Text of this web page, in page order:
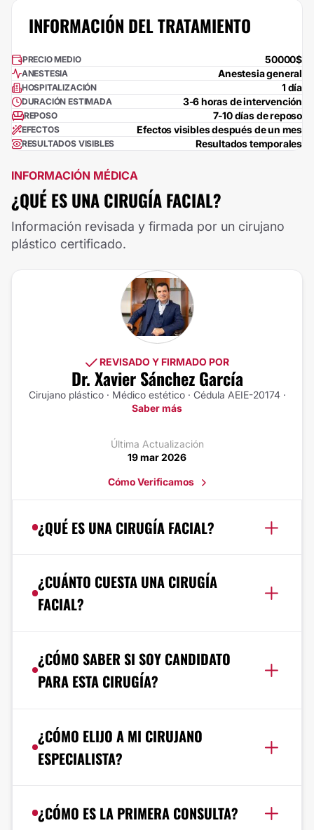
INFORMACIÓN DEL TRATAMIENTO
PRECIO MEDIO 50000$
ANESTESIA Anestesia general
HOSPITALIZACIÓN 1 día
DURACIÓN ESTIMADA 3-6 horas de intervención
REPOSO 7-10 días de reposo
EFECTOS Efectos visibles después de un mes
RESULTADOS VISIBLES Resultados temporales
INFORMACIÓN MÉDICA
¿QUÉ ES UNA CIRUGÍA FACIAL?
Información revisada y firmada por un cirujano
plástico certificado.
REVISADO Y FIRMADO POR
Dr. Xavier Sánchez García
Cirujano plástico · Médico estético · Cédula AEIE-20174 ·
Saber más
Última Actualización
19 mar 2026
Cómo Verificamos
¿QUÉ ES UNA CIRUGÍA FACIAL?
¿CUÁNTO CUESTA UNA CIRUGÍA
FACIAL?
¿CÓMO SABER SI SOY CANDIDATO
PARA ESTA CIRUGÍA?
¿CÓMO ELIJO A MI CIRUJANO
ESPECIALISTA?
¿CÓMO ES LA PRIMERA CONSULTA?